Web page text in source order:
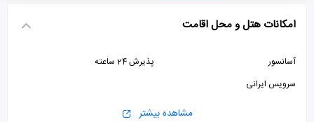
امکانات هتل و محل اقامت
آسانسور
پذیرش 24 ساعته
سرویس ایرانی
مشاهده بیشتر